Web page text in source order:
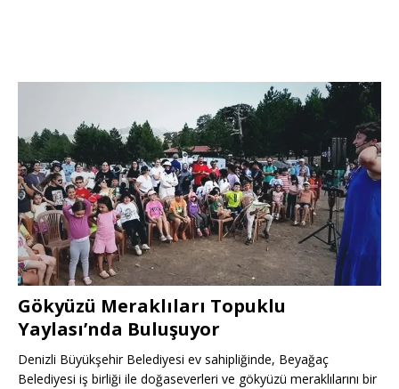
Gökyüzü Meraklıları Topuklu
Yaylası’nda Buluşuyor
Denizli Büyükşehir Belediyesi ev sahipliğinde, Beyağaç
Belediyesi iş birliği ile doğaseverleri ve gökyüzü meraklılarını bir